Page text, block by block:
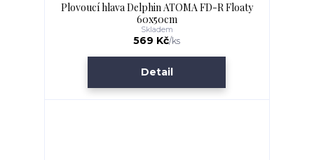
Plovoucí hlava Delphin ATOMA FD-R Floaty
60x50cm
569 Kč/ks
Skladem
Detail